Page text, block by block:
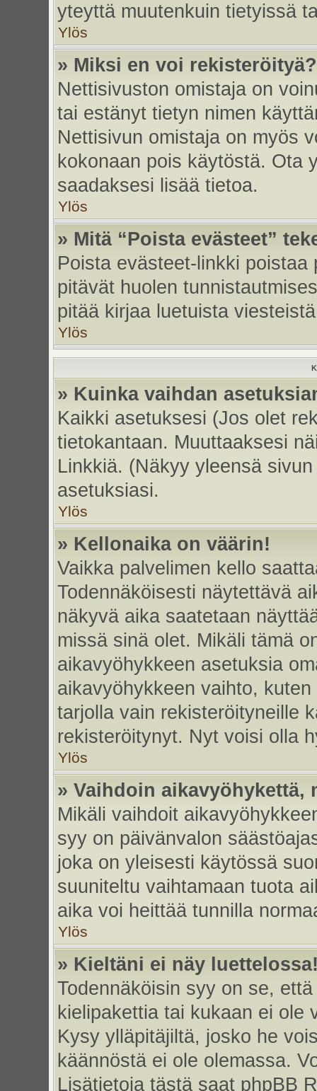
yteyttä muutenkuin tietyissä
Ylös
» Miksi en voi rekisteröityä?
Nettisivuston omistaja on
tai estänyt tietyn nimen
Nettisivun omistaja on myös
kokonaan pois käytöstä. Ota
saadaksesi lisää tietoa.
Ylös
» Mitä “Poista evästeet”
Poista evästeet-linkki
pitävät huolen
pitää kirjaa luetuista
Ylös
» Kuinka vaihdan
Kaikki asetuksesi (Jos olet
tietokantaan. Muuttaaksesi
Linkkiä. (Näkyy yleensä
asetuksiasi.
Ylös
» Kellonaika on väärin!
Vaikka palvelimen kello
Todennäköisesti näytettävä
näkyvä aika saatetaan
missä sinä olet. Mikäli tämä
aikavyöhykkeen asetuksia
aikavyöhykkeen vaihto,
tarjolla vain rekisteröityneille
rekisteröitynyt. Nyt voisi olla
Ylös
» Vaihdoin
Mikäli vaihdoit
syy on päivänvalon
joka on yleisesti käytössä
suuniteltu vaihtamaan tuota
aika voi heittää tunnilla
Ylös
» Kieltäni ei näy
Todennäköisin syy on se,
kielipakettia tai kukaan ei ole
Kysy ylläpitäjiltä, josko he
käännöstä ei ole olemassa.
Lisätietoja tästä saat phpBB